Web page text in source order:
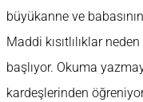
büyükanne ve
Maddi kısıtlılıklar
başlıyor. Okuma
kardeşlerinden